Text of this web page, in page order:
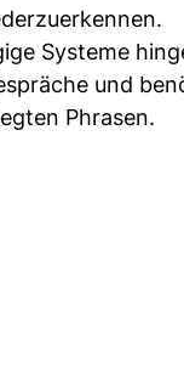
Systeme
und
Phrasen.